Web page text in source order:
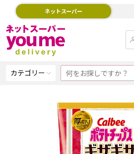
ネットスーパー
カテゴリー